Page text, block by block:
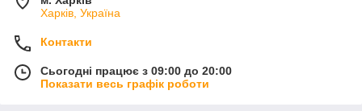
Харків, Україна
Контакти
Сьогодні працює з 09:00 до 20:00
Показати весь графік роботи